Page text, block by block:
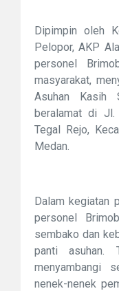
Dipimpin oleh
Pelopor, AKP
personel
masyarakat,
Asuhan Kasih
beralamat di
Tegal Rejo,
Medan.
Dalam kegiatan
personel
sembako dan
panti asuhan.
menyambangi
nenek-nenek